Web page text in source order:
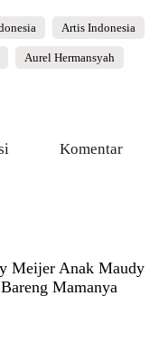
Artis Indonesia
Aurel Hermansyah
Komentar
Meijer Anak Maudy
Mamanya